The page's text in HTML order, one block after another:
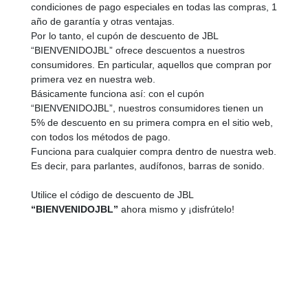
condiciones de pago especiales en todas las compras, 1
año de garantía y otras ventajas.
Por lo tanto, el cupón de descuento de JBL
“BIENVENIDOJBL” ofrece descuentos a nuestros
consumidores. En particular, aquellos que compran por
primera vez en nuestra web.
Básicamente funciona así: con el cupón
“BIENVENIDOJBL”, nuestros consumidores tienen un
5% de descuento en su primera compra en el sitio web,
con todos los métodos de pago.
Funciona para cualquier compra dentro de nuestra web.
Es decir, para parlantes, audífonos, barras de sonido.
Utilice el código de descuento de JBL
“BIENVENIDOJBL” ahora mismo y ¡disfrútelo!